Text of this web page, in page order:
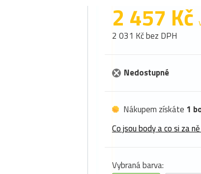
2 457 Kč
2 031 Kč bez DPH
Nedostupné
Nákupem získáte 1
Co jsou body a co si za
Vybraná barva: